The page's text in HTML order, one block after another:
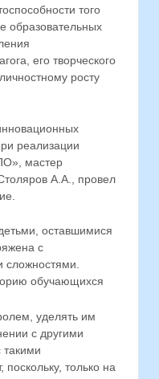
того
образовательных
его творческого
росту
реализации
мастер
А.А., провел
оставшимися
с
сложностями.
обучающихся
уделять им
с другими
только на